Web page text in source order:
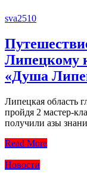
sva2510
Липецкому
«Душа
Липецкая область
пройдя 2 мастер-
получили азы
Read More
Новости